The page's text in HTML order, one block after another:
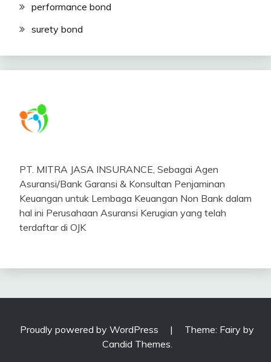
performance bond
surety bond
PT. MITRA JASA INSURANCE, Sebagai Agen
Asuransi/Bank Garansi & Konsultan Penjaminan
Keuangan untuk Lembaga Keuangan Non Bank dalam
hal ini Perusahaan Asuransi Kerugian yang telah
terdaftar di OJK
Proudly powered by WordPress |
Theme: Fairy by
Candid Themes